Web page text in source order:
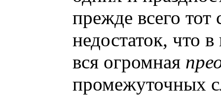
прежде всего
недостаток, что
вся огромная
промежуточных